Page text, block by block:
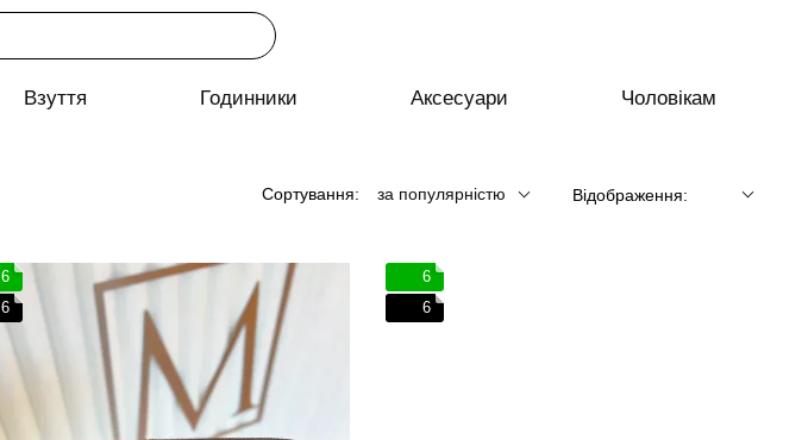
Взуття Годинники Аксесуари Чоловікам
Сортування: за популярністю Відображення:
6
6
6
6